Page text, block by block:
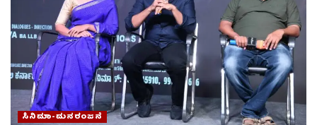
ಸಿನಿಮಾ-ಮನರಂಜನೆ